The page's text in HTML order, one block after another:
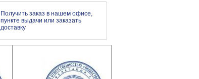
Получить заказ в нашем офисе,
пункте выдачи или заказать
доставку